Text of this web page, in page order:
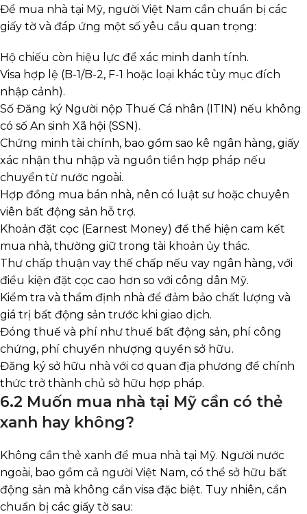
Để mua nhà tại Mỹ, người Việt Nam cần chuẩn bị các
giấy tờ và đáp ứng một số yêu cầu quan trọng:
Hộ chiếu còn hiệu lực để xác minh danh tính.
Visa hợp lệ (B-1/B-2, F-1 hoặc loại khác tùy mục đích
nhập cảnh).
Số Đăng ký Người nộp Thuế Cá nhân (ITIN) nếu không
có số An sinh Xã hội (SSN).
Chứng minh tài chính, bao gồm sao kê ngân hàng, giấy
xác nhận thu nhập và nguồn tiền hợp pháp nếu
chuyển từ nước ngoài.
Hợp đồng mua bán nhà, nên có luật sư hoặc chuyên
viên bất động sản hỗ trợ.
Khoản đặt cọc (Earnest Money) để thể hiện cam kết
mua nhà, thường giữ trong tài khoản ủy thác.
Thư chấp thuận vay thế chấp nếu vay ngân hàng, với
điều kiện đặt cọc cao hơn so với công dân Mỹ.
Kiểm tra và thẩm định nhà để đảm bảo chất lượng và
giá trị bất động sản trước khi giao dịch.
Đóng thuế và phí như thuế bất động sản, phí công
chứng, phí chuyển nhượng quyền sở hữu.
Đăng ký sở hữu nhà với cơ quan địa phương để chính
thức trở thành chủ sở hữu hợp pháp.
6.2 Muốn mua nhà tại Mỹ cần có thẻ
xanh hay không?
Không cần thẻ xanh để mua nhà tại Mỹ. Người nước
ngoài, bao gồm cả người Việt Nam, có thể sở hữu bất
động sản mà không cần visa đặc biệt. Tuy nhiên, cần
chuẩn bị các giấy tờ sau: